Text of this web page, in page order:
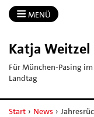
MENÜ
Katja Weitzel
Für München-Pasing
Landtag
Start › News ›